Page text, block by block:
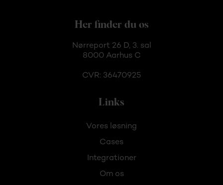
Her finder du os
Nørreport 26 D, 3. sal
8000 Aarhus C
CVR: 36470925
Links
Vores løsning
Cases
Integrationer
Om os